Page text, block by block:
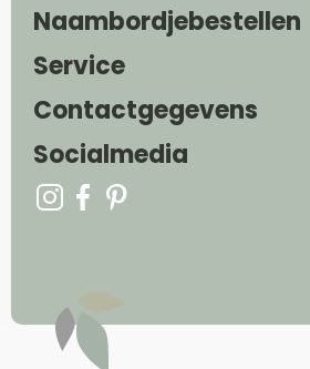
Naambordjebestellen
Service
Contactgegevens
Socialmedia